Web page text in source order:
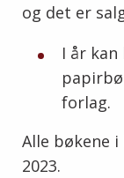
og det er
I år
forlag.
Alle bøkene
2023.